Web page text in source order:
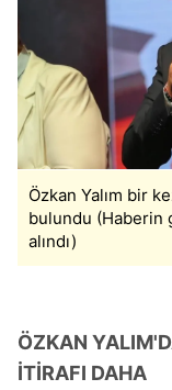
Özkan Yalım bir
bulundu (Haberin
alındı)
ÖZKAN
İTİRAFI DAHA